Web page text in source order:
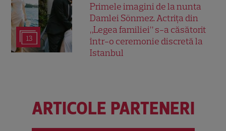
13
Primele imagini de la nunta
Damlei Sönmez. Actrița din
„Legea familiei” s-a căsătorit
într-o ceremonie discretă la
Istanbul
ARTICOLE PARTENERI